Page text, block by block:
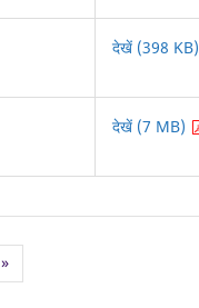
देखें (398 KB)
देखें (7 MB)
»